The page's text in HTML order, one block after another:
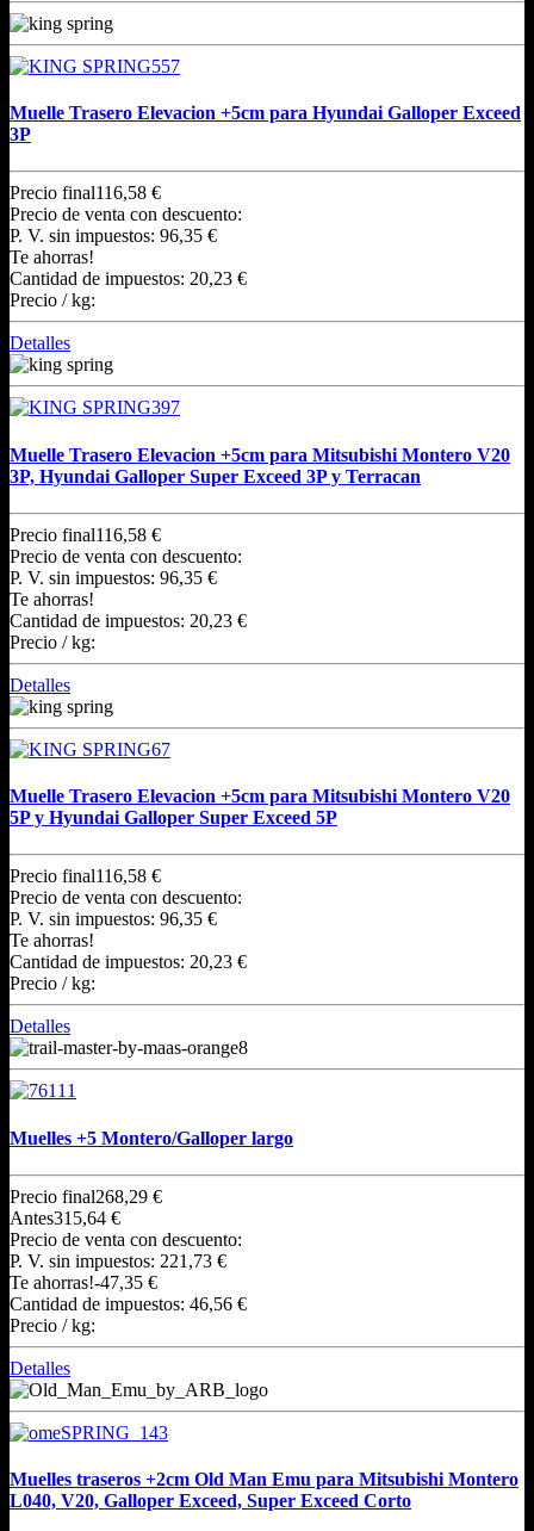
Muelle Trasero Elevacion +5cm para Hyundai Galloper Exceed
3P
Precio final116,58 €
Precio de venta con descuento:
P. V. sin impuestos: 96,35 €
Te ahorras!
Cantidad de impuestos: 20,23 €
Precio / kg:
Detalles
Muelle Trasero Elevacion +5cm para Mitsubishi Montero V20
3P, Hyundai Galloper Super Exceed 3P y Terracan
Precio final116,58 €
Precio de venta con descuento:
P. V. sin impuestos: 96,35 €
Te ahorras!
Cantidad de impuestos: 20,23 €
Precio / kg:
Detalles
Muelle Trasero Elevacion +5cm para Mitsubishi Montero V20
5P y Hyundai Galloper Super Exceed 5P
Precio final116,58 €
Precio de venta con descuento:
P. V. sin impuestos: 96,35 €
Te ahorras!
Cantidad de impuestos: 20,23 €
Precio / kg:
Detalles
Muelles +5 Montero/Galloper largo
Precio final268,29 €
Antes315,64 €
Precio de venta con descuento:
P. V. sin impuestos: 221,73 €
Te ahorras!-47,35 €
Cantidad de impuestos: 46,56 €
Precio / kg:
Detalles
Muelles traseros +2cm Old Man Emu para Mitsubishi Montero
L040, V20, Galloper Exceed, Super Exceed Corto